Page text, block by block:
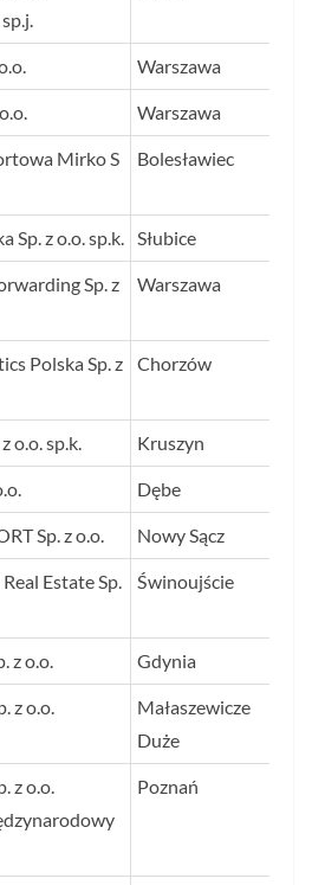
Warszawa
Warszawa
Mirko S
Bolesławiec
Sp. z o.o. sp.k. Słubice
Sp. z
Warszawa
Polska Sp. z
Chorzów
o.o. sp.k. Kruszyn
Dębe
Sp. z o.o. Nowy Sącz
Estate Sp.
Świnoujście
z o.o. Gdynia
z o.o.
Małaszewicze
Duże
z o.o.
Poznań